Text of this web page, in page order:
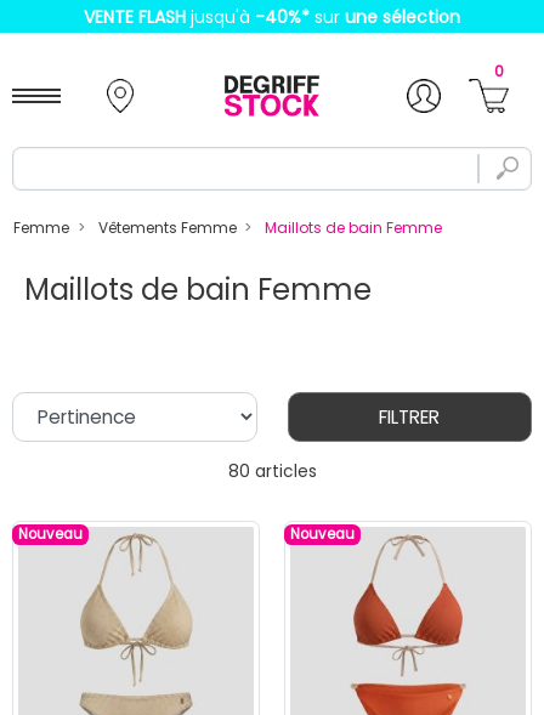
VENTE FLASH jusqu'à -40%* sur une sélection
0
Femme Vêtements Femme Maillots de bain Femme
Maillots de bain Femme
80 articles
FILTRER
Nouveau Nouveau